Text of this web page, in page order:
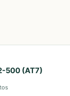
500 (AT7)